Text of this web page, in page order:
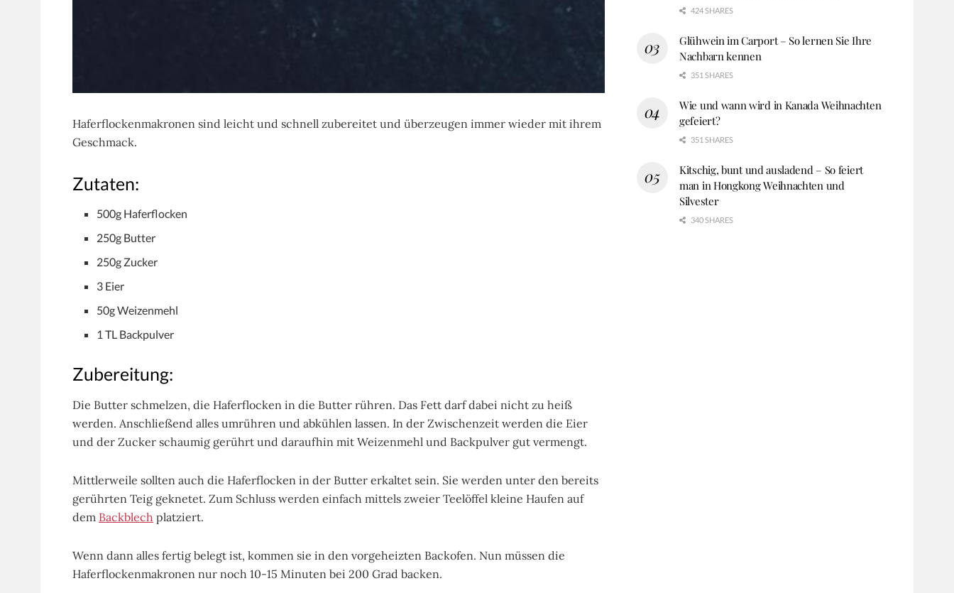
Haferflockenmakronen sind leicht und schnell zubereitet und überzeugen immer wieder mit ihrem
Geschmack.
Zutaten:
500g Haferflocken
250g Butter
250g Zucker
3 Eier
50g Weizenmehl
1 TL Backpulver
Zubereitung:
Die Butter schmelzen, die Haferflocken in die Butter rühren. Das Fett darf dabei nicht zu heiß
werden. Anschließend alles umrühren und abkühlen lassen. In der Zwischenzeit werden die Eier
und der Zucker schaumig gerührt und daraufhin mit Weizenmehl und Backpulver gut vermengt.
Mittlerweile sollten auch die Haferflocken in der Butter erkaltet sein. Sie werden unter den bereits
gerührten Teig geknetet. Zum Schluss werden einfach mittels zweier Teelöffel kleine Haufen auf
dem Backblech platziert.
Wenn dann alles fertig belegt ist, kommen sie in den vorgeheizten Backofen. Nun müssen die
Haferflockenmakronen nur noch 10-15 Minuten bei 200 Grad backen.
424 SHARES
Glühwein im Carport – So lernen Sie Ihre
Nachbarn kennen
351 SHARES
Wie und wann wird in Kanada Weihnachten
gefeiert?
351 SHARES
Kitschig, bunt und ausladend – So feiert
man in Hongkong Weihnachten und
Silvester
340 SHARES